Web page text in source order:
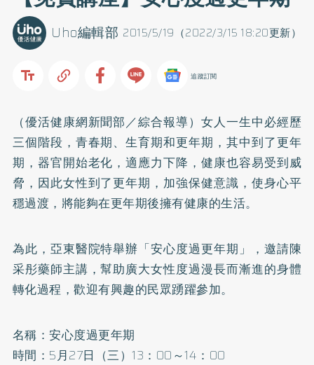
2015/5/19（2022/3/15 18:20更新）
Uho編輯部
追蹤訂閱
（優活健康網新聞部／綜合報導）女人一生中必經歷
三個階段，青春期、生育期和更年期，其中到了更年
期，器官開始老化，適應力下降，健康也容易受到威
脅，因此女性到了更年期，加強保健意識，使身心平
穩過渡，將能夠在更年期後擁有健康的生活。
為此，亞東醫院特舉辦「安心度過更年期」，邀請陳
采彤藥師主講，幫助廣大女性度過漫長而漸進的身體
轉化過程，歡迎有興趣的民眾踴躍參加。
名稱：安心度過更年期
時間：5月27日（三）13：00～14：00